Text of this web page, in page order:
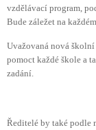
vzdělávací program,
Bude záležet na
Uvažovaná nová
pomoct každé škole a
zadání.
Ředitelé by také podle